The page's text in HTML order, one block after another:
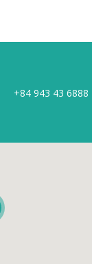
+84 943 43 6888